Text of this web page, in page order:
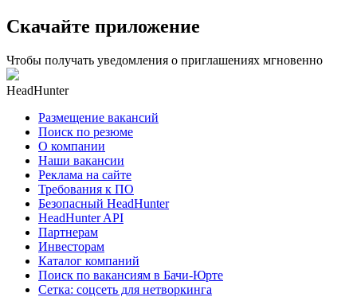
Скачайте приложение
Чтобы получать уведомления о приглашениях мгновенно
HeadHunter
Размещение вакансий
Поиск по резюме
О компании
Наши вакансии
Реклама на сайте
Требования к ПО
Безопасный HeadHunter
HeadHunter API
Партнерам
Инвесторам
Каталог компаний
Поиск по вакансиям в Бачи-Юрте
Сетка: соцсеть для нетворкинга